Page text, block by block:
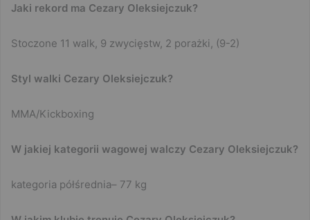
Jaki rekord ma Cezary Oleksiejczuk?
Stoczone 11 walk, 9 zwycięstw, 2 porażki, (9-2)
Styl walki Cezary Oleksiejczuk?
MMA/Kickboxing
W jakiej kategorii wagowej walczy Cezary Oleksiejczuk?
kategoria półśrednia– 77 kg